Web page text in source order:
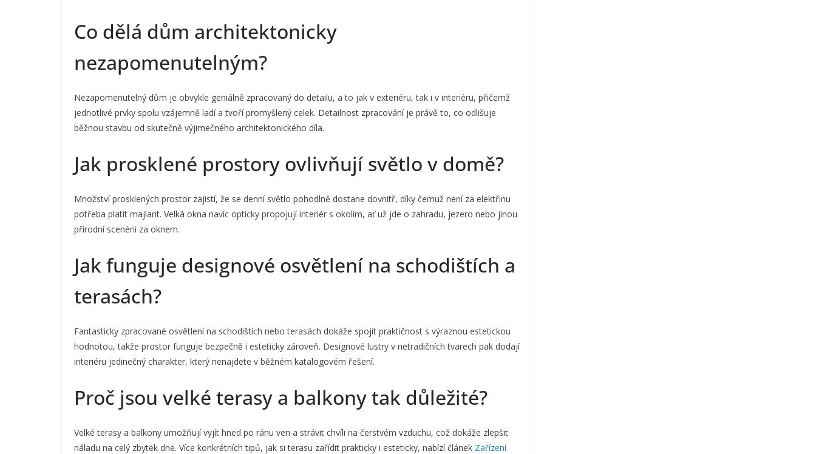
Co dělá dům architektonicky
nezapomenutelným?
Nezapomenutelný dům je obvykle geniálně zpracovaný do detailu, a to jak v exteriéru, tak i v interiéru, přičemž
jednotlivé prvky spolu vzájemně ladí a tvoří promyšlený celek. Detailnost zpracování je právě to, co odlišuje
běžnou stavbu od skutečně výjimečného architektonického díla.
Jak prosklené prostory ovlivňují světlo v domě?
Množství prosklených prostor zajistí, že se denní světlo pohodlně dostane dovnitř, díky čemuž není za elektřinu
potřeba platit majlant. Velká okna navíc opticky propojují interiér s okolím, ať už jde o zahradu, jezero nebo jinou
přírodní scenérii za oknem.
Jak funguje designové osvětlení na schodištích a
terasách?
Fantasticky zpracované osvětlení na schodištích nebo terasách dokáže spojit praktičnost s výraznou estetickou
hodnotou, takže prostor funguje bezpečně i esteticky zároveň. Designové lustry v netradičních tvarech pak dodají
interiéru jedinečný charakter, který nenajdete v běžném katalogovém řešení.
Proč jsou velké terasy a balkony tak důležité?
Velké terasy a balkony umožňují vyjít hned po ránu ven a strávit chvíli na čerstvém vzduchu, což dokáže zlepšit
náladu na celý zbytek dne. Více konkrétních tipů, jak si terasu zařídit prakticky i esteticky, nabízí článek Zařízení